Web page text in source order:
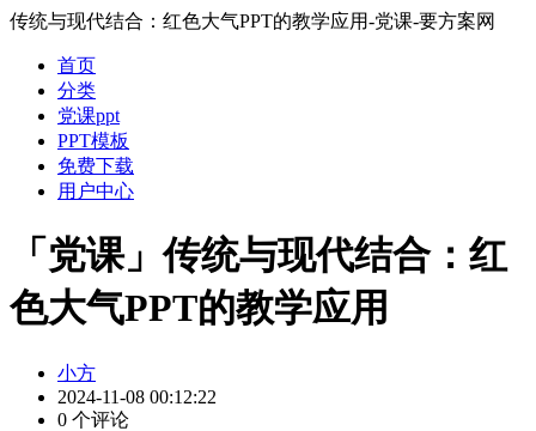
传统与现代结合：红色大气PPT的教学应用-党课-要方案网
首页
分类
党课ppt
PPT模板
免费下载
用户中心
「党课」传统与现代结合：红
色大气PPT的教学应用
小方
2024-11-08 00:12:22
0 个评论